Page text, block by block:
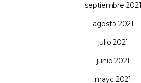
septiembre 2021
agosto 2021
julio 2021
junio 2021
mayo 2021